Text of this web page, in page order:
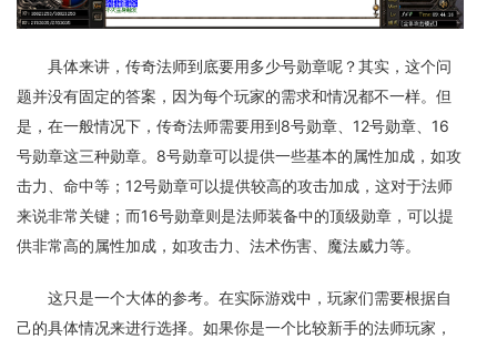
具体来讲，传奇法师到底要用多少号勋章呢？其实，这个问
题并没有固定的答案，因为每个玩家的需求和情况都不一样。但
是，在一般情况下，传奇法师需要用到8号勋章、12号勋章、16
号勋章这三种勋章。8号勋章可以提供一些基本的属性加成，如攻
击力、命中等；12号勋章可以提供较高的攻击加成，这对于法师
来说非常关键；而16号勋章则是法师装备中的顶级勋章，可以提
供非常高的属性加成，如攻击力、法术伤害、魔法威力等。
这只是一个大体的参考。在实际游戏中，玩家们需要根据自
己的具体情况来进行选择。如果你是一个比较新手的法师玩家，